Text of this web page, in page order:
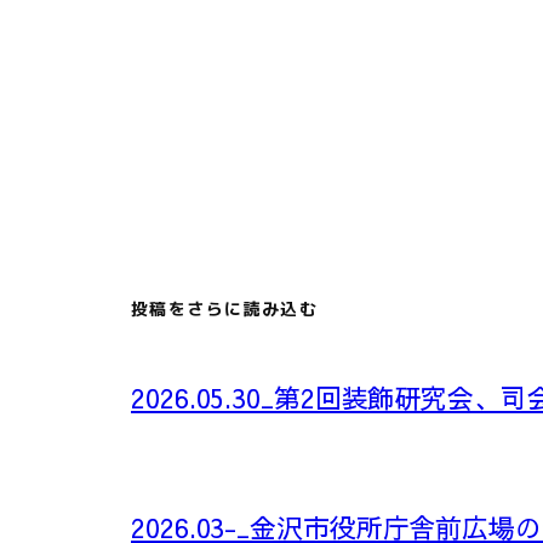
投稿をさらに読み込む
2026.05.30_第2回装飾研究会、司
2026.03-_金沢市役所庁舎前広場